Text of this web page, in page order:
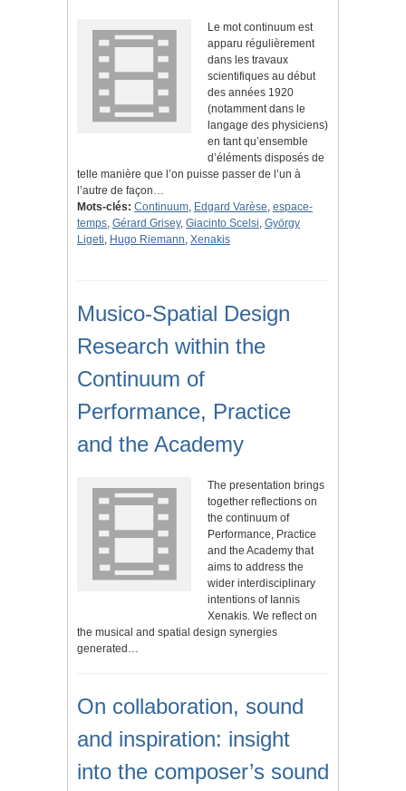
Le mot continuum est
apparu régulièrement
dans les travaux
scientifiques au début
des années 1920
(notamment dans le
langage des physiciens)
en tant qu’ensemble
d’éléments disposés de
telle manière que l’on puisse passer de l’un à
l’autre de façon…
Mots-clés: Continuum, Edgard Varèse, espace-
temps, Gérard Grisey, Giacinto Scelsi, György
Ligeti, Hugo Riemann, Xenakis
Musico-Spatial Design
Research within the
Continuum of
Performance, Practice
and the Academy
The presentation brings
together reflections on
the continuum of
Performance, Practice
and the Academy that
aims to address the
wider interdisciplinary
intentions of Iannis
Xenakis. We reflect on
the musical and spatial design synergies
generated…
On collaboration, sound
and inspiration: insight
into the composer’s sound